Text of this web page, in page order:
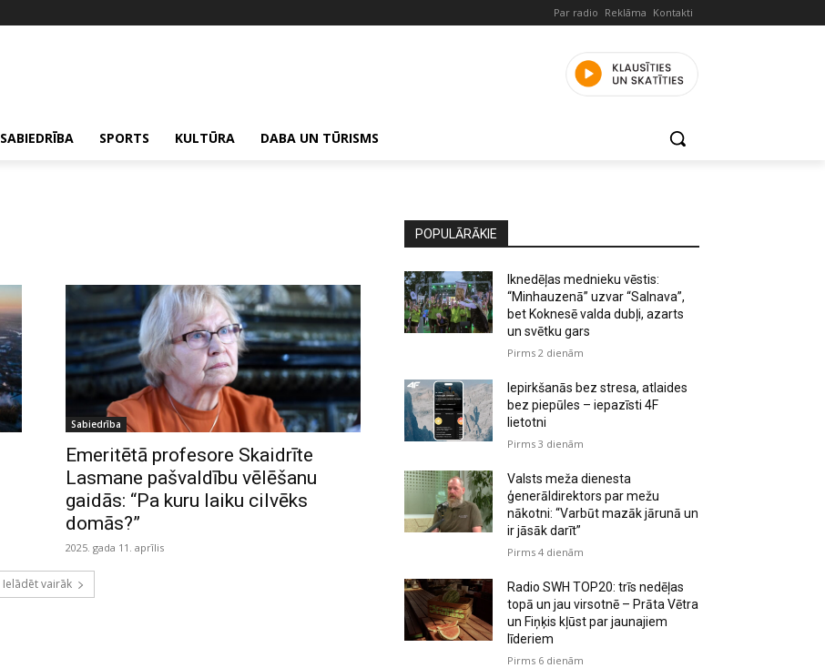
Par radio Reklāma Kontakti
SABIEDRĪBA SPORTS KULTŪRA DABA UN TŪRISMS
Sabiedrība
Emeritētā profesore Skaidrīte
Lasmane pašvaldību vēlēšanu
gaidās: “Pa kuru laiku cilvēks
domās?”
2025. gada 11. aprīlis
Ielādēt vairāk
POPULĀRĀKIE
Iknedēļas mednieku vēstis:
“Minhauzenā” uzvar “Salnava”,
bet Koknesē valda dubļi, azarts
un svētku gars
Pirms 2 dienām
Iepirkšanās bez stresa, atlaides
bez piepūles – iepazīsti 4F
lietotni
Pirms 3 dienām
Valsts meža dienesta
ģenerāldirektors par mežu
nākotni: “Varbūt mazāk jārunā un
ir jāsāk darīt”
Pirms 4 dienām
Radio SWH TOP20: trīs nedēļas
topā un jau virsotnē – Prāta Vētra
un Fiņķis kļūst par jaunajiem
līderiem
Pirms 6 dienām